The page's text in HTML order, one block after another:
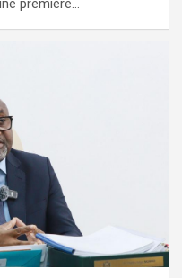
première…